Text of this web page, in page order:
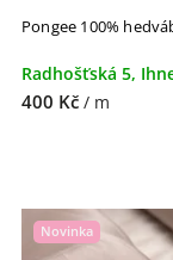
Pongee 100%
Radhošťská 5,
400 Kč / m
Novinka